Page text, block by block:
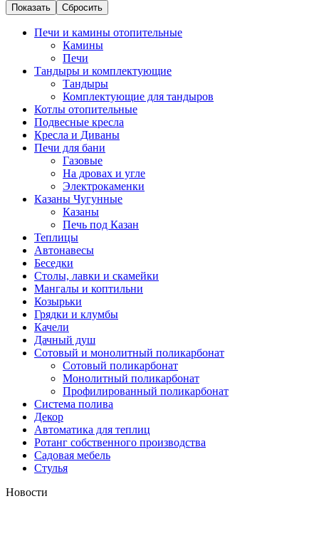
Печи и камины отопительные
Камины
Печи
Тандыры и комплектующие
Тандыры
Комплектующие для тандыров
Котлы отопительные
Подвесные кресла
Кресла и Диваны
Печи для бани
Газовые
На дровах и угле
Электрокаменки
Казаны Чугунные
Казаны
Печь под Казан
Теплицы
Автонавесы
Беседки
Столы, лавки и скамейки
Мангалы и коптильни
Козырьки
Грядки и клумбы
Качели
Дачный душ
Сотовый и монолитный поликарбонат
Сотовый поликарбонат
Монолитный поликарбонат
Профилированный поликарбонат
Система полива
Декор
Автоматика для теплиц
Ротанг собственного производства
Садовая мебель
Стулья
Новости